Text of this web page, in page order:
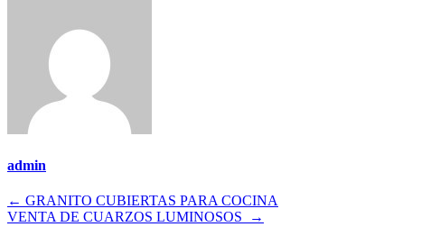
admin
Navegación
← GRANITO CUBIERTAS PARA COCINA
VENTA DE CUARZOS LUMINOSOS
→